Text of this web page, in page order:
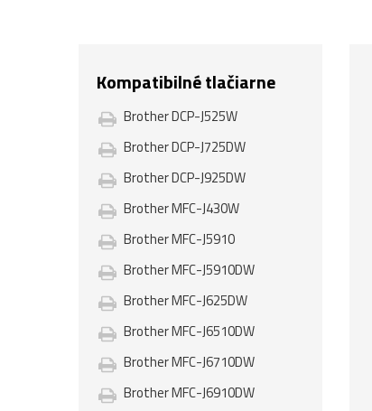
Kompatibilné tlačiarne
Brother DCP-J525W
Brother DCP-J725DW
Brother DCP-J925DW
Brother MFC-J430W
Brother MFC-J5910
Brother MFC-J5910DW
Brother MFC-J625DW
Brother MFC-J6510DW
Brother MFC-J6710DW
Brother MFC-J6910DW